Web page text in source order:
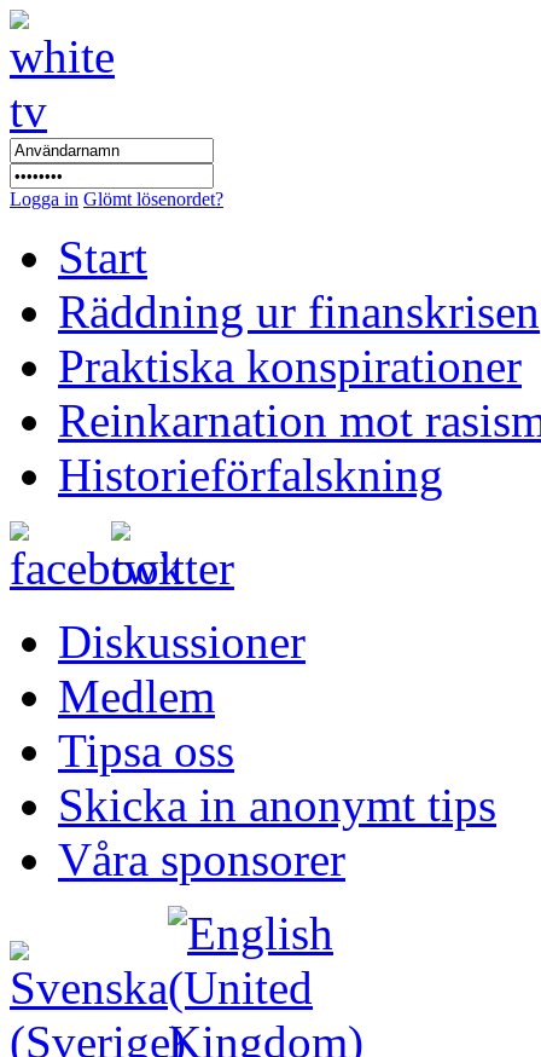
Logga in Glömt lösenordet?
Start
Räddning ur finanskrisen
Praktiska konspirationer
Reinkarnation mot
Historieförfalskning
Diskussioner
Medlem
Tipsa oss
Skicka in anonymt tips
Våra sponsorer